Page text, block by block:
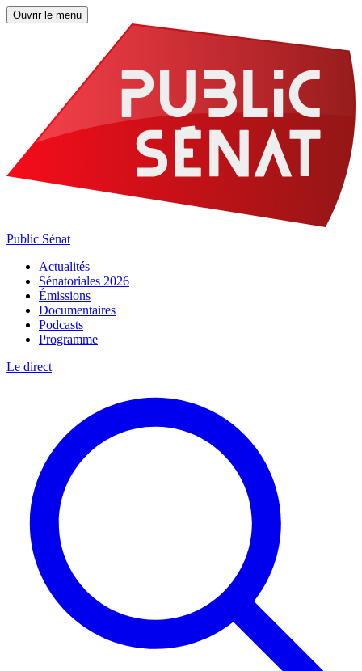
Ouvrir le menu
Public Sénat
Actualités
Sénatoriales 2026
Émissions
Documentaires
Podcasts
Programme
Le direct